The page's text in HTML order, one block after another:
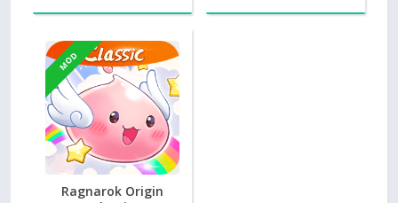
MOD
Ragnarok Origin